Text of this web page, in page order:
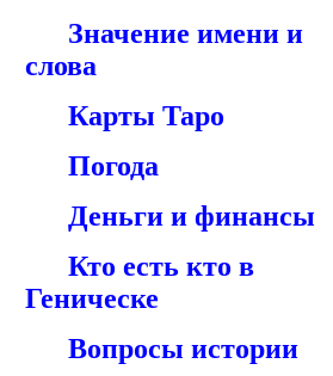
Значение имени и
слова
Карты Таро
Погода
Деньги и финансы
Кто есть кто в
Геническе
Вопросы истории